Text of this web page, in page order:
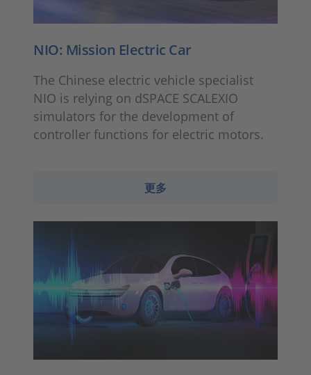
NIO: Mission Electric Car
The Chinese electric vehicle specialist
NIO is relying on dSPACE SCALEXIO
simulators for the development of
controller functions for electric motors.
更多